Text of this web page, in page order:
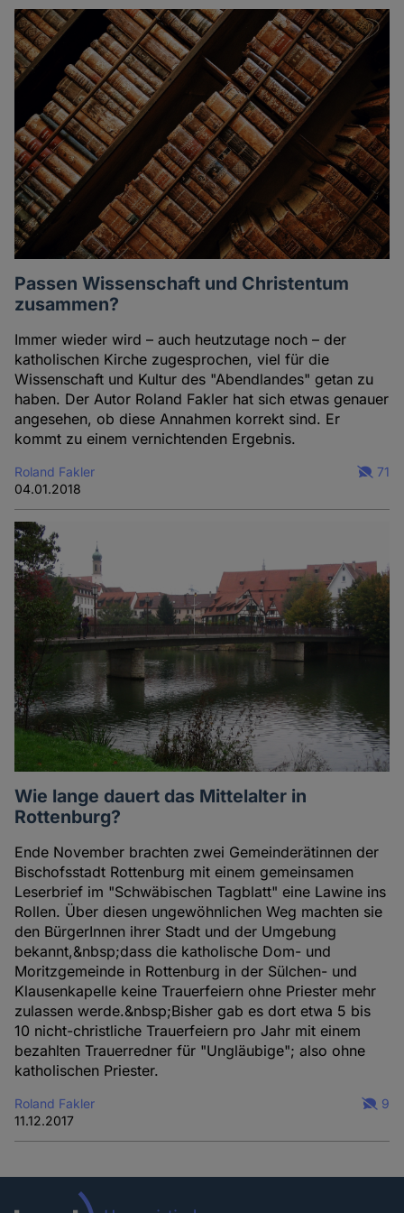
Passen Wissenschaft und Christentum
zusammen?
Immer wieder wird – auch heutzutage noch – der
katholischen Kirche zugesprochen, viel für die
Wissenschaft und Kultur des "Abendlandes" getan zu
haben. Der Autor Roland Fakler hat sich etwas genauer
angesehen, ob diese Annahmen korrekt sind. Er
kommt zu einem vernichtenden Ergebnis.
Roland Fakler
04.01.2018
71
Wie lange dauert das Mittelalter in
Rottenburg?
Ende November brachten zwei Gemeinderätinnen der
Bischofsstadt Rottenburg mit einem gemeinsamen
Leserbrief im "Schwäbischen Tagblatt" eine Lawine ins
Rollen. Über diesen ungewöhnlichen Weg machten sie
den BürgerInnen ihrer Stadt und der Umgebung
bekannt,&nbsp;dass die katholische Dom- und
Moritzgemeinde in Rottenburg in der Sülchen- und
Klausenkapelle keine Trauerfeiern ohne Priester mehr
zulassen werde.&nbsp;Bisher gab es dort etwa 5 bis
10 nicht-christliche Trauerfeiern pro Jahr mit einem
bezahlten Trauerredner für "Ungläubige"; also ohne
katholischen Priester.
Roland Fakler
11.12.2017
9